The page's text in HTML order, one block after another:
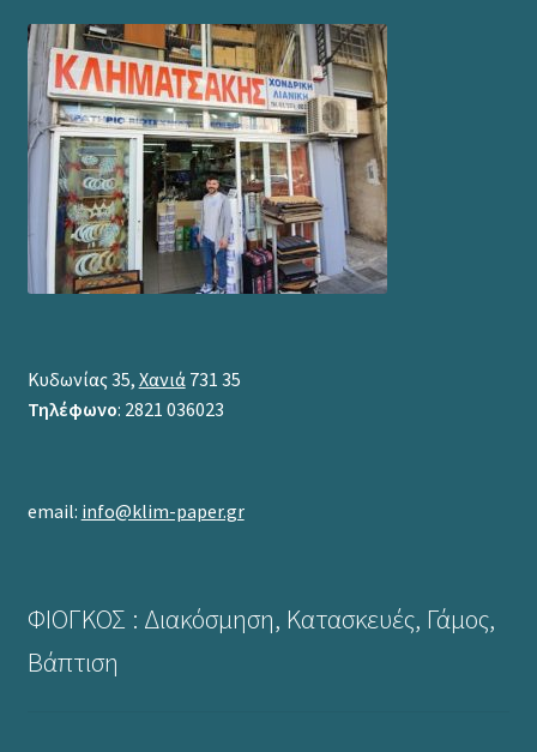
Κυδωνίας 35, Χανιά731 35
Τηλέφωνο: 2821 036023
email: info@klim-paper.gr
ΦΙΟΓΚΟΣ : Διακόσμηση, Κατασκευές, Γάμος,
Βάπτιση